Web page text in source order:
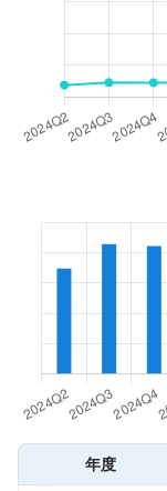
年度